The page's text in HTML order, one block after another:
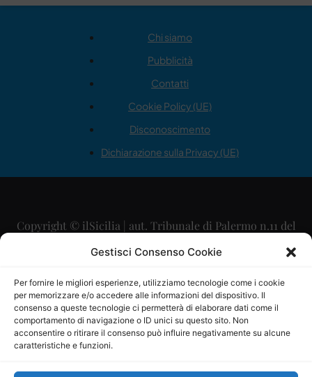
Gestisci Consenso Cookie
Per fornire le migliori esperienze, utilizziamo tecnologie come i cookie
per memorizzare e/o accedere alle informazioni del dispositivo. Il
consenso a queste tecnologie ci permetterà di elaborare dati come il
comportamento di navigazione o ID unici su questo sito. Non
acconsentire o ritirare il consenso può influire negativamente su alcune
caratteristiche e funzioni.
Chi siamo
Pubblicità
Contatti
Cookie Policy (UE)
Disconoscimento
Dichiarazione sulla Privacy (UE)
Copyright © ilSicilia | aut. Tribunale di Palermo n.11 del
29/09/2015
Direttore Editoriale: Maurizio Scaglione
Direttore Responsabile: Maria Calabrese